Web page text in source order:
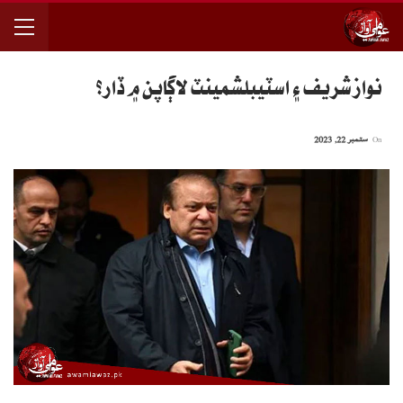
نواز شريف ۽ اسٽيبلشمينٽ لاڳاپن ۾ ڏار؟